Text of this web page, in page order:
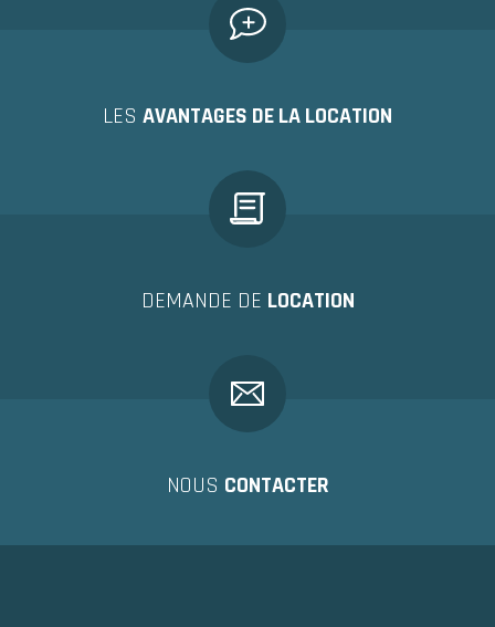
LES AVANTAGES DE LA LOCATION
DEMANDE DE LOCATION
NOUS CONTACTER